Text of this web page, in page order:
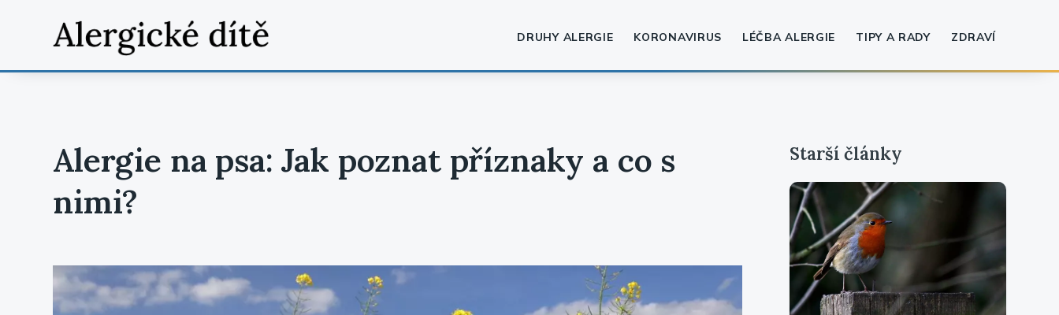
DRUHY ALERGIE KORONAVIRUS LÉČBA ALERGIE TIPY A RADY ZDRAVÍ
Alergie na psa: Jak poznat příznaky a co s
nimi?
Starší články